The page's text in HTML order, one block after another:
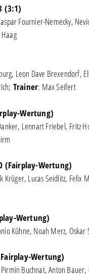
(3:1)
Fournier-Nemecky,
Leon Dave Brexendorf,
Trainer: Max Seifert
Wertung)
Lennart Friebel, Fritz
(Fairplay-Wertung)
Lucas Seidlitz,
Wertung)
Kühne, Noah Merz, Oskar
Wertung)
Buchnat, Anton